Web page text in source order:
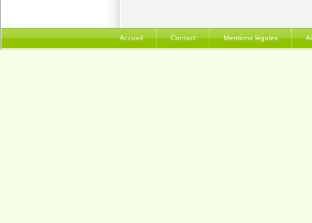
Accueil Contact Mentions légales